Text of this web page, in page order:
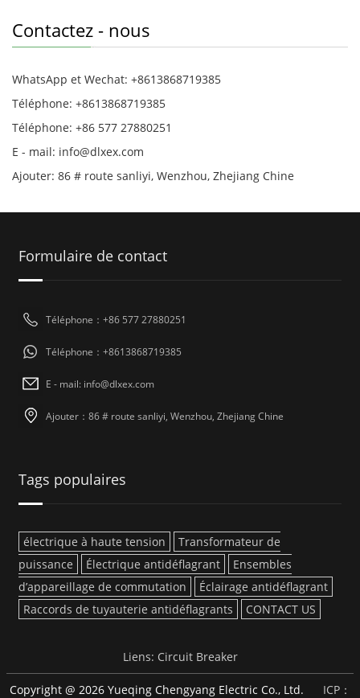
Contactez - nous
WhatsApp et Wechat: +8613868719385
Téléphone: +8613868719385
Téléphone: +86 577 27880251
E - mail: info@dlxex.com
Ajouter: 86 # route sanliyi, Wenzhou, Zhejiang Chine
Formulaire de contact
Téléphone：+86 577 27880251
Téléphone：+8613868719385
E - mail: info@dlxex.com
Ajouter：86 # route sanliyi, Wenzhou, Zhejiang Chine
Tags populaires
électrique à haute tension
Transformateur de
puissance
Électrique antidéflagrant
Ensembles
d’appareillage de commutation
Éclairage antidéflagrant
Raccords de tuyauterie antidéflagrants
CONTACT US
Liens: Circuit Breaker
Copyright @ 2026 Yueqing Chengyang Electric Co., Ltd. ICP：